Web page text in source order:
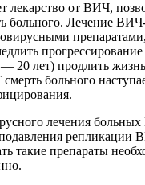
лекарство от ВИЧ,
больного. Лечение
прогрессирование
— 20 лет) продлить
больного
лечения
репликации
такие препараты